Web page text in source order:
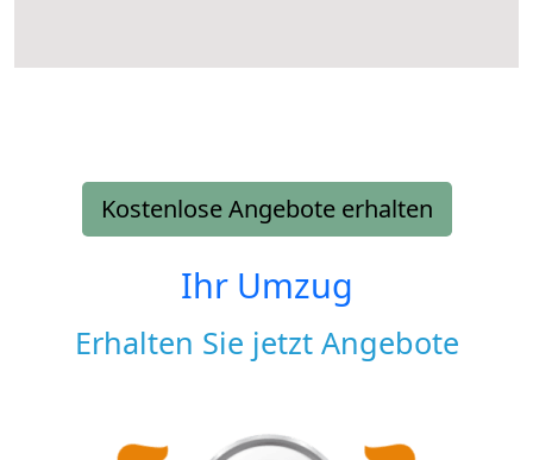
Kostenlose Angebote erhalten
Ihr Umzug
Erhalten Sie jetzt Angebote